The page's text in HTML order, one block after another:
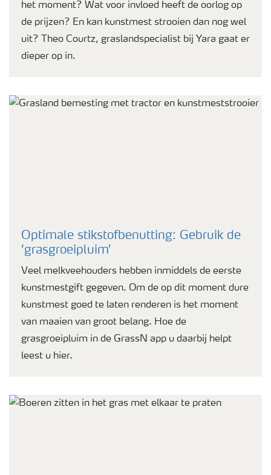
het moment? Wat voor invloed heeft de oorlog op
de prijzen? En kan kunstmest strooien dan nog wel
uit? Theo Courtz, graslandspecialist bij Yara gaat er
dieper op in.
Optimale stikstofbenutting: Gebruik de
‘grasgroeipluim’
Veel melkveehouders hebben inmiddels de eerste
kunstmestgift gegeven. Om de op dit moment dure
kunstmest goed te laten renderen is het moment
van maaien van groot belang. Hoe de
grasgroeipluim in de GrassN app u daarbij helpt
leest u hier.